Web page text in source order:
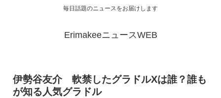
毎日話題のニュースをお届けします
ErimakeeニュースWEB
伊勢谷友介 軟禁したグラドルXは誰？誰も
が知る人気グラドル